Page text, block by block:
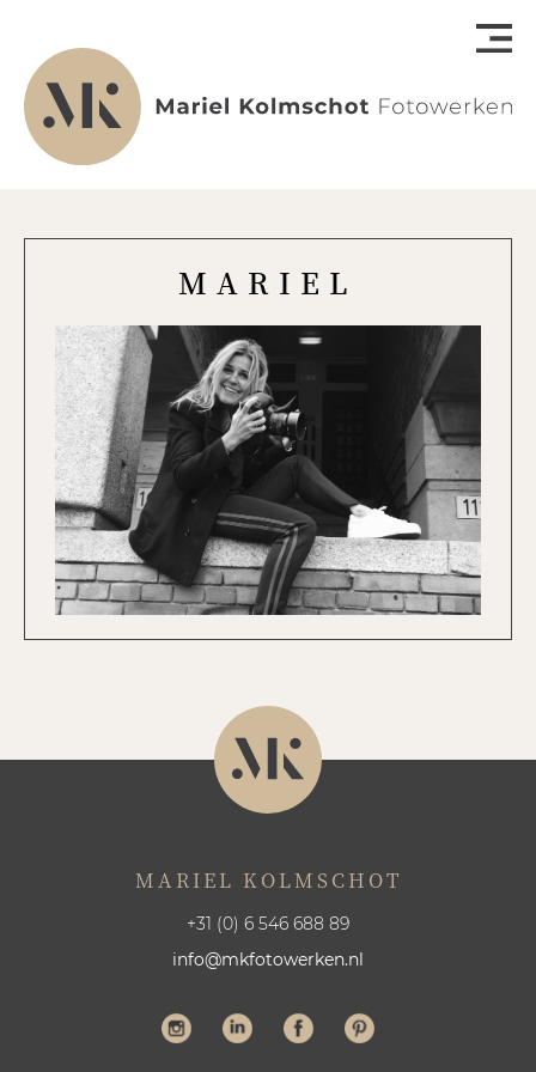
MARIEL
MARIEL KOLMSCHOT
+31 (0) 6 546 688 89
info@mkfotowerken.nl